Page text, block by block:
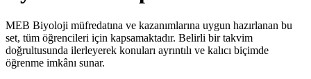
MEB Biyoloji müfredatına ve kazanımlarına uygun hazırlanan bu
set, tüm öğrencileri için kapsamaktadır. Belirli bir takvim
doğrultusunda ilerleyerek konuları ayrıntılı ve kalıcı biçimde
öğrenme imkânı sunar.